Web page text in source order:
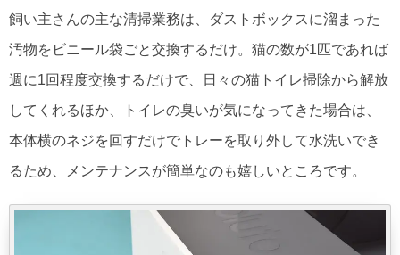
飼い主さんの主な清掃業務は、ダストボックスに溜まった
汚物をビニール袋ごと交換するだけ。猫の数が1匹であれば
週に1回程度交換するだけで、日々の猫トイレ掃除から解放
してくれるほか、トイレの臭いが気になってきた場合は、
本体横のネジを回すだけでトレーを取り外して水洗いでき
るため、メンテナンスが簡単なのも嬉しいところです。